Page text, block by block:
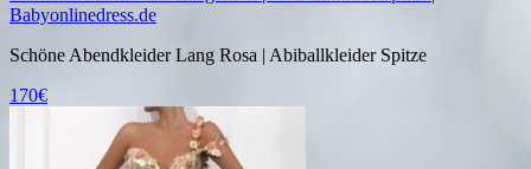
Babyonlinedress.de
Schöne Abendkleider Lang Rosa | Abiballkleider Spitze
170€